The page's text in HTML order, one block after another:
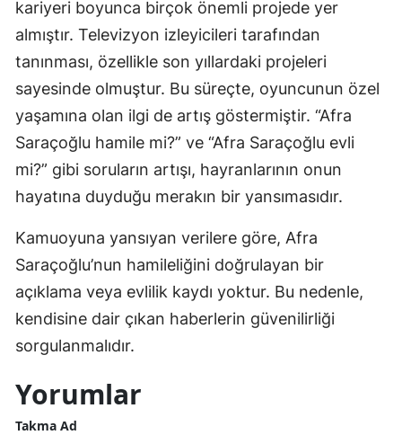
kariyeri boyunca birçok önemli projede yer
almıştır. Televizyon izleyicileri tarafından
tanınması, özellikle son yıllardaki projeleri
sayesinde olmuştur. Bu süreçte, oyuncunun özel
yaşamına olan ilgi de artış göstermiştir. “Afra
Saraçoğlu hamile mi?” ve “Afra Saraçoğlu evli
mi?” gibi soruların artışı, hayranlarının onun
hayatına duyduğu merakın bir yansımasıdır.
Kamuoyuna yansıyan verilere göre, Afra
Saraçoğlu’nun hamileliğini doğrulayan bir
açıklama veya evlilik kaydı yoktur. Bu nedenle,
kendisine dair çıkan haberlerin güvenilirliği
sorgulanmalıdır.
Yorumlar
Takma Ad